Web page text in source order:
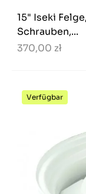
15" Iseki
Schrauben,...
370,00 zł
Verfügbar